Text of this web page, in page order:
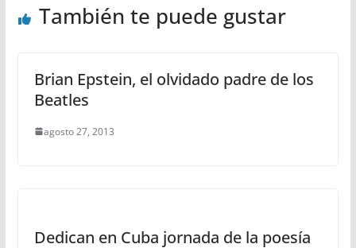
También te puede gustar
Brian Epstein, el olvidado padre de los
Beatles
agosto 27, 2013
Dedican en Cuba jornada de la poesía